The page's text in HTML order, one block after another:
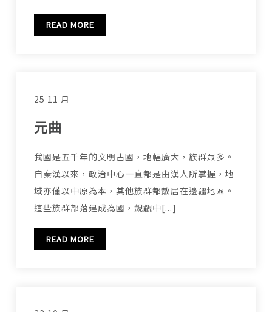
READ MORE
25 11 月
元曲
我國是五千年的文明古國，地幅廣大，族群眾多。
自秦漢以來，政治中心一直都是由漢人所掌握，地
域亦僅以中原為本，其他族群都散居在邊疆地區。
這些族群部落建成為國，覬覦中[...]
READ MORE